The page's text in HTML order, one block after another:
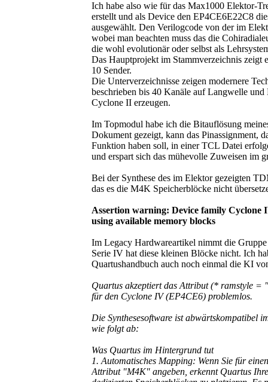
Ich habe also wie für das Max1000 Elektor-
erstellt und als Device den EP4CE6E22C8
ausgewählt. Den Verilogcode von der im
wobei man beachten muss das die
die wohl evolutionär oder selbst als
Das Hauptprojekt im Stammverzeichnis
10 Sender.
Die Unterverzeichnisse zeigen modernere
beschrieben bis 40 Kanäle auf Langwelle
Cyclone II erzeugen.
Im Topmodul habe ich die Bitauflösung
Dokument gezeigt, kann das Pinassignment,
Funktion haben soll, in einer TCL Datei
und erspart sich das mühevolle Zuweisen im
Bei der Synthese des im Elektor gezeigten
das es die M4K Speicherblöcke nicht
Assertion warning: Device family Cyclone
using available memory blocks
Im Legacy Hardwareartikel nimmt die
Serie IV hat diese kleinen Blöcke nicht. Ich
Quartushandbuch auch noch einmal die KI
Quartus akzeptiert das Attribut (* ramstyle
für den Cyclone IV (EP4CE6) problemlos.
Die Synthesesoftware ist abwärtskompatibel
wie folgt ab:
Was Quartus im Hintergrund tut
1. Automatisches Mapping: Wenn Sie für
Attribut "M4K" angeben, erkennt Quartus